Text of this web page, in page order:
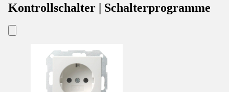
Kontrollschalter | Schalterprogramme